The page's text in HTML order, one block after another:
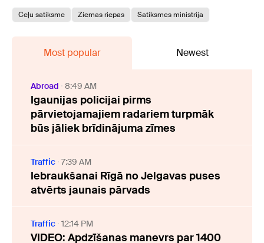
Ceļu satiksme Ziemas riepas Satiksmes ministrija
Most popular Newest
Abroad 8:49 AM
Igaunijas policijai pirms
pārvietojamajiem radariem turpmāk
būs jāliek brīdinājuma zīmes
Traffic 7:39 AM
Iebraukšanai Rīgā no Jelgavas puses
atvērts jaunais pārvads
Traffic 12:14 PM
VIDEO: Apdzīšanas manevrs par 1400